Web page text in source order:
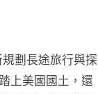
劃長途旅行與探
上美國國土，還